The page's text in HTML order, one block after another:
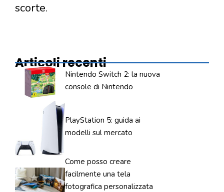
scorte.
Articoli recenti
Nintendo Switch 2: la nuova
console di Nintendo
PlayStation 5: guida ai
modelli sul mercato
Come posso creare
facilmente una tela
fotografica personalizzata